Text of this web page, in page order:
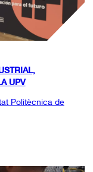
UPV
Politècnica de